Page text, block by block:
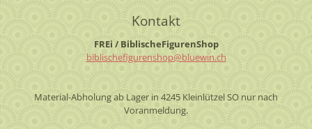
Kontakt
FREi / BiblischeFigurenShop
biblischefigurenshop@bluewin.ch
Material-Abholung ab Lager in 4245 Kleinlützel SO nur nach
Voranmeldung.